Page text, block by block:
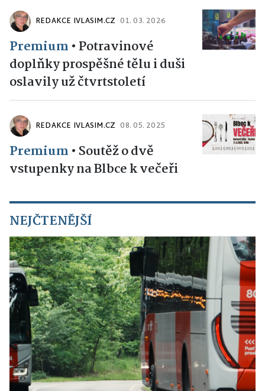
REDAKCE IVLASIM.CZ 01. 03. 2026
Premium • Potravinové
doplňky prospěšné tělu i duši
oslavily už čtvrtstoletí
REDAKCE IVLASIM.CZ 08. 05. 2025
Premium • Soutěž o dvě
vstupenky na Blbce k večeři
NEJČTENĚJŠÍ